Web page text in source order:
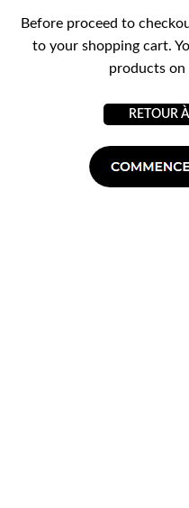
Before proceed to
to your shopping cart.
products on
RETOUR